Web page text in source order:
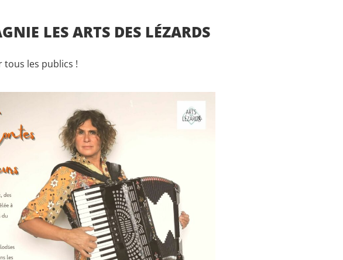
LES ARTS DES LÉZARDS
les publics !